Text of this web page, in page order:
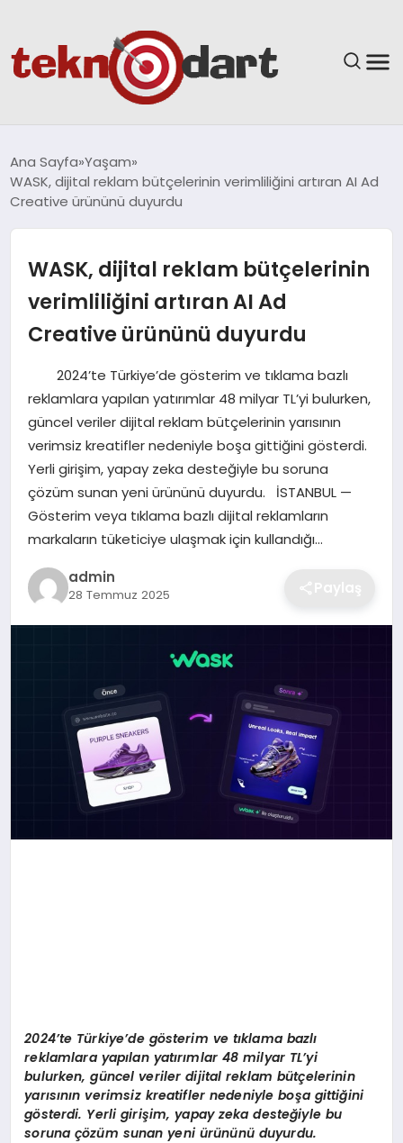
YAŞAM
GÜNDEM
SPOR
EKONOMI
MAGAZIN
OTOMOBIL
TEKNOLOJI
Ana Sayfa Yaşam
WASK, dijital reklam bütçelerinin verimliliğini artıran AI Ad
Creative ürününü duyurdu
WASK, dijital reklam bütçelerinin
verimliliğini artıran AI Ad
Creative ürününü duyurdu
2024’te Türkiye’de gösterim ve tıklama bazlı
reklamlara yapılan yatırımlar 48 milyar TL’yi bulurken,
güncel veriler dijital reklam bütçelerinin yarısının
verimsiz kreatifler nedeniyle boşa gittiğini gösterdi.
Yerli girişim, yapay zeka desteğiyle bu soruna
çözüm sunan yeni ürününü duyurdu. İSTANBUL —
Gösterim veya tıklama bazlı dijital reklamların
markaların tüketiciye ulaşmak için kullandığı…
admin
28 Temmuz 2025
2024’te Türkiye’de gösterim ve tıklama bazlı
reklamlara yapılan yatırımlar 48 milyar TL’yi
bulurken, güncel veriler dijital reklam bütçelerinin
yarısının verimsiz kreatifler nedeniyle boşa gittiğini
gösterdi. Yerli girişim, yapay zeka desteğiyle bu
soruna çözüm sunan yeni ürününü duyurdu.